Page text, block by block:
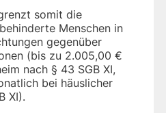
somit die
Menschen in
gegenüber
(bis zu 2.005,00 €
nach § 43 SGB XI,
bei häuslicher
XI).